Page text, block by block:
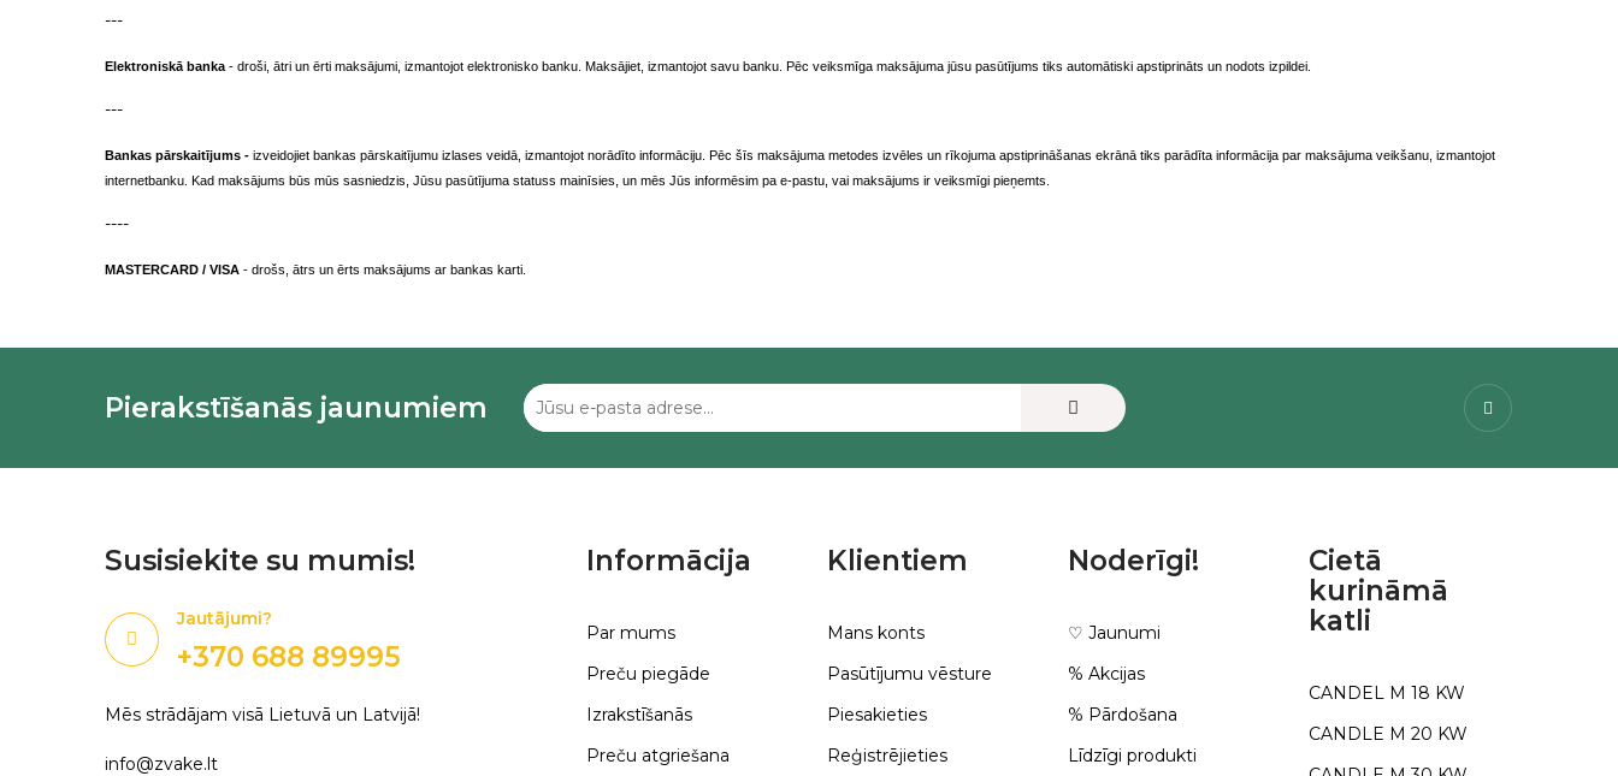
---
Elektroniskā banka - droši, ātri un ērti maksājumi, izmantojot elektronisko banku. Maksājiet, izmantojot savu banku. Pēc veiksmīga maksājuma jūsu pasūtījums tiks automātiski apstiprināts un nodots izpildei.
---
Bankas pārskaitījums - izveidojiet bankas pārskaitījumu izlases veidā, izmantojot norādīto informāciju. Pēc šīs maksājuma metodes izvēles un rīkojuma apstiprināšanas ekrānā tiks parādīta informācija par maksājuma veikšanu, izmantojot
internetbanku. Kad maksājums būs mūs sasniedzis, Jūsu pasūtījuma statuss mainīsies, un mēs Jūs informēsim pa e-pastu, vai maksājums ir veiksmīgi pieņemts.
----
MASTERCARD / VISA - drošs, ātrs un ērts maksājums ar bankas karti.
Pierakstīšanās jaunumiem Facebook
Susisiekite su mumis!
Jautājumi?
+370 688 89995
Mēs strādājam visā Lietuvā un Latvijā!
info@zvake.lt
Informācija
Par mums
Preču piegāde
Izrakstīšanās
Preču atgriešana
Klientiem
Mans konts
Pasūtījumu vēsture
Piesakieties
Reģistrējieties
Noderīgi!
♡ Jaunumi
% Akcijas
% Pārdošana
Līdzīgi produkti
Cietā
kurināmā
katli
CANDEL M 18 KW
CANDLE M 20 KW